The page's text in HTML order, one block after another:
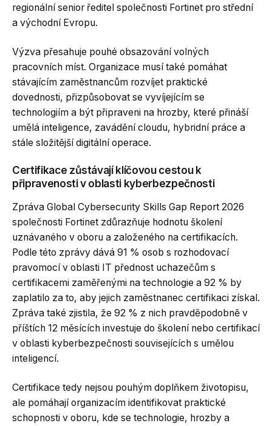
regionální senior ředitel společnosti Fortinet pro střední
a východní Evropu.
Výzva přesahuje pouhé obsazování volných
pracovních míst. Organizace musí také pomáhat
stávajícím zaměstnancům rozvíjet praktické
dovednosti, přizpůsobovat se vyvíjejícím se
technologiím a být připraveni na hrozby, které přináší
umělá inteligence, zavádění cloudu, hybridní práce a
stále složitější digitální operace.
Certifikace zůstávají klíčovou cestou k
připravenosti v oblasti kyberbezpečnosti
Zpráva Global Cybersecurity Skills Gap Report 2026
společnosti Fortinet zdůrazňuje hodnotu školení
uznávaného v oboru a založeného na certifikacích.
Podle této zprávy dává 91 % osob s rozhodovací
pravomocí v oblasti IT přednost uchazečům s
certifikacemi zaměřenými na technologie a 92 % by
zaplatilo za to, aby jejich zaměstnanec certifikaci získal.
Zpráva také zjistila, že 92 % z nich pravděpodobně v
příštích 12 měsících investuje do školení nebo certifikací
v oblasti kyberbezpečnosti souvisejících s umělou
inteligencí.
Certifikace tedy nejsou pouhým doplňkem životopisu,
ale pomáhají organizacím identifikovat praktické
schopnosti v oboru, kde se technologie, hrozby a